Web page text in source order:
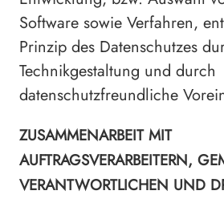
Software sowie Verfahren,
Prinzip des Datenschutzes
Technikgestaltung und durch
datenschutzfreundliche
ZUSAMMENARBEIT MIT
AUFTRAGSVERARBEITERN,
VERANTWORTLICHEN UND